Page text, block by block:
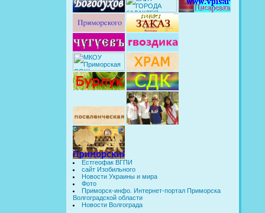
Естгеофак ВГПИ
сайт Изобильного
Новости Украины и мира
Фото
Приморск-инфо. Интернет-портал Приморска
Волгоградской области
Новости Волгограда